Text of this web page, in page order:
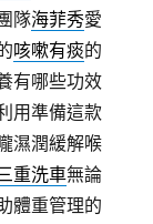
隊海菲秀愛
咳嗽有痰的
有哪些功效
用準備這款
濕潤緩解喉
重洗車無論
體重管理的